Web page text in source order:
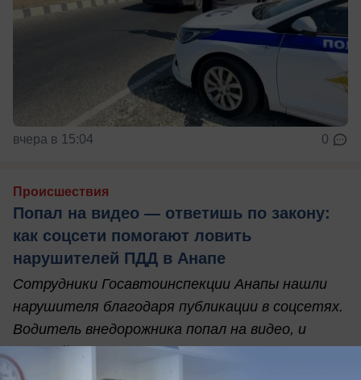
вчера в 15:04 0
Происшествия
Попал на видео — ответишь по закону:
как соцсети помогают ловить
нарушителей ПДД в Анапе
Сотрудники Госавтоинспекции Анапы нашли
нарушителя благодаря публикации в соцсетях.
Водитель внедорожника попал на видео, и
полицейские быстро установили его личность.
Теперь ему грозят штрафы по нескольким